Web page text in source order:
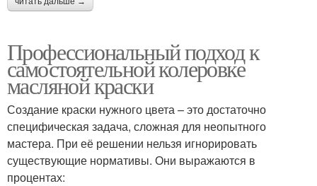
Профессиональный подход к
самостоятельной колеровке
масляной краски
Создание краски нужного цвета – это достаточно
специфическая задача, сложная для неопытного
мастера. При её решении нельзя игнорировать
существующие нормативы. Они выражаются в
процентах: